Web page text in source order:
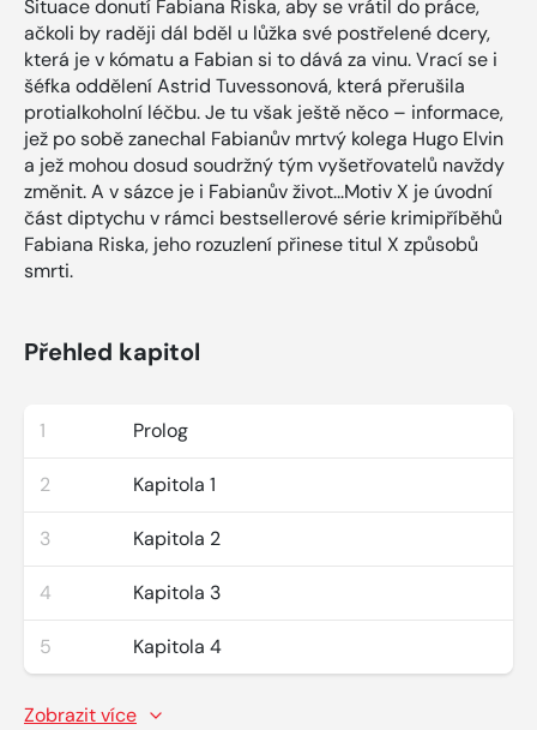
Situace donutí Fabiana Riska, aby se vrátil do práce,
ačkoli by raději dál bděl u lůžka své postřelené dcery,
která je v kómatu a Fabian si to dává za vinu. Vrací se i
šéfka oddělení Astrid Tuvessonová, která přerušila
protialkoholní léčbu. Je tu však ještě něco – informace,
jež po sobě zanechal Fabianův mrtvý kolega Hugo Elvin
a jež mohou dosud soudržný tým vyšetřovatelů navždy
změnit. A v sázce je i Fabianův život...Motiv X je úvodní
část diptychu v rámci bestsellerové série krimipříběhů
Fabiana Riska, jeho rozuzlení přinese titul X způsobů
smrti.
Přehled kapitol
1 Prolog
2 Kapitola 1
3 Kapitola 2
4 Kapitola 3
5 Kapitola 4
Zobrazit více